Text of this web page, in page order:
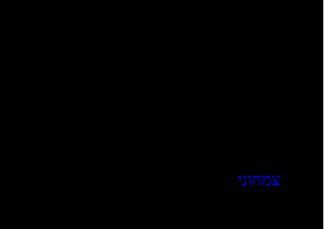
צמחוני